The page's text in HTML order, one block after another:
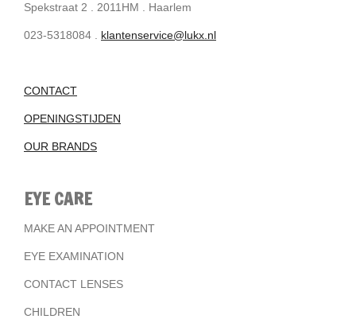
Spekstraat 2 . 2011HM . Haarlem
023-5318084 . klantenservice@lukx.nl
CONTACT
OPENINGSTIJDEN
OUR BRANDS
EYE CARE
MAKE AN APPOINTMENT
EYE EXAMINATION
CONTACT LENSES
CHILDREN